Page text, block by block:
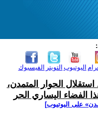
الفيسبوك التويتر اليوتيوب
الحوار المتمدن،
الفضاء اليساري الحر
على اليوتيوب]